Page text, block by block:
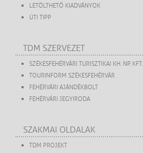
LETÖLTHETŐ KIADVÁNYOK
ÚTI TIPP
TDM SZERVEZET
SZÉKESFEHÉRVÁRI TURISZTIKAI KH. NP. KFT.
TOURINFORM SZÉKESFEHÉRVÁR
FEHÉRVÁRI AJÁNDÉKBOLT
FEHÉRVÁRI JEGYIRODA
SZAKMAI OLDALAK
TDM PROJEKT